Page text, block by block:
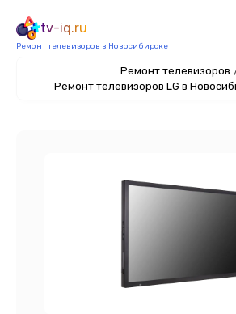
tv-iq.ru
Ремонт телевизоров в Новосибирске
Ремонт телевизоров
Ремонт телевизоров LG в